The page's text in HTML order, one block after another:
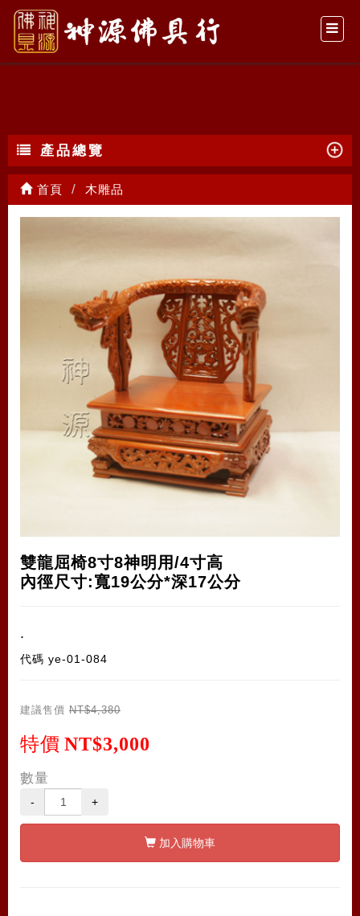
木雕品
產品總覽
首頁 木雕品
雙龍屈椅8寸8神明用/4寸高
內徑尺寸:寬19公分*深17公分
.
代碼 ye-01-084
建議售價 NT$4,380
特價 NT$3,000
數量
- +
加入購物車